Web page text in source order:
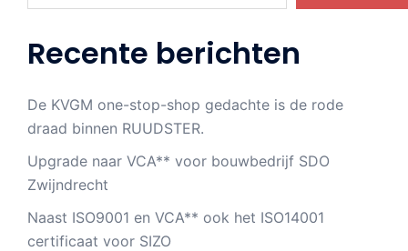
Recente berichten
De KVGM one-stop-shop gedachte is de rode
draad binnen RUUDSTER.
Upgrade naar VCA** voor bouwbedrijf SDO
Zwijndrecht
Naast ISO9001 en VCA** ook het ISO14001
certificaat voor SIZO